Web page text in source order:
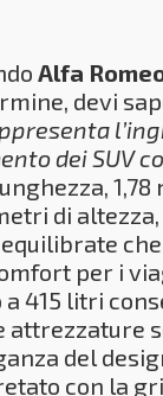
Alfa
devi
dei SUV
1,78
di
per i
415 litri
attrezzature
del
con la